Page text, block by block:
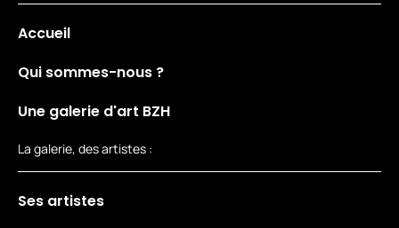
Accueil
Qui sommes-nous ?
Une galerie d'art BZH
La galerie, des artistes :
Ses artistes